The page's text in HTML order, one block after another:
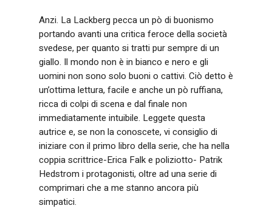
Anzi. La Lackberg pecca un pò di buonismo
portando avanti una critica feroce della società
svedese, per quanto si tratti pur sempre di un
giallo. Il mondo non è in bianco e nero e gli
uomini non sono solo buoni o cattivi. Ciò detto è
un’ottima lettura, facile e anche un pò ruffiana,
ricca di colpi di scena e dal finale non
immediatamente intuibile. Leggete questa
autrice e, se non la conoscete, vi consiglio di
iniziare con il primo libro della serie, che ha nella
coppia scrittrice-Erica Falk e poliziotto- Patrik
Hedstrom i protagonisti, oltre ad una serie di
comprimari che a me stanno ancora più
simpatici.